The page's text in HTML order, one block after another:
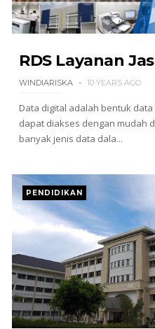
RDS Layanan
WINDIARISKA 10 YEARS AGO
Data digital adalah bentuk
dapat diakses dengan mudah
banyak jenis data dala...
PENDIDIKAN